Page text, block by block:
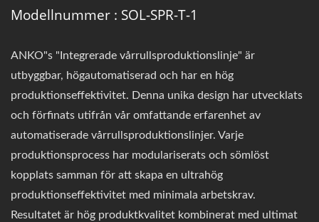
Modellnummer : SOL-SPR-T-1
ANKO"s "Integrerade vårrullsproduktionslinje" är
utbyggbar, högautomatiserad och har en hög
produktionseffektivitet. Denna unika design har utvecklats
och förfinats utifrån vår omfattande erfarenhet av
automatiserade vårrullsproduktionslinjer. Varje
produktionsprocess har modulariserats och sömlöst
kopplats samman för att skapa en ultrahög
produktionseffektivitet med minimala arbetskrav.
Resultatet är hög produktkvalitet kombinerat med ultimat